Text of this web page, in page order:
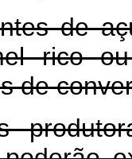
de
rico
de